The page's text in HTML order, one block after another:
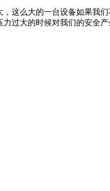
么大的一台设备如果我们
过大的时候对我们的安全